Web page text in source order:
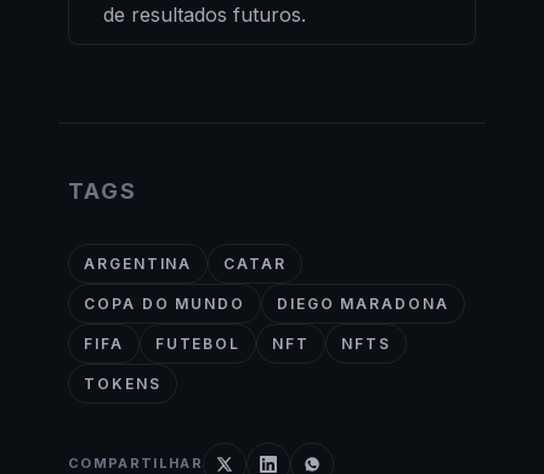
de resultados futuros.
TAGS
ARGENTINA CATAR
COPA DO MUNDO DIEGO MARADONA
FIFA FUTEBOL NFT NFTS
TOKENS
COMPARTILHAR